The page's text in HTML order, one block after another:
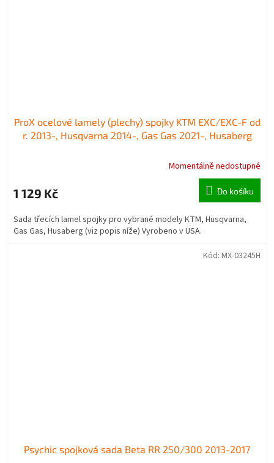
ProX ocelové lamely (plechy) spojky KTM EXC/EXC-F od
r. 2013-, Husqvarna 2014-, Gas Gas 2021-, Husaberg
Momentálně nedostupné
1 129 Kč Do košíku
Sada třecích lamel spojky pro vybrané modely KTM, Husqvarna,
Gas Gas, Husaberg (viz popis níže) Vyrobeno v USA.
Psychic spojková sada Beta RR 250/300 2013-2017
Kód: MX-03245H